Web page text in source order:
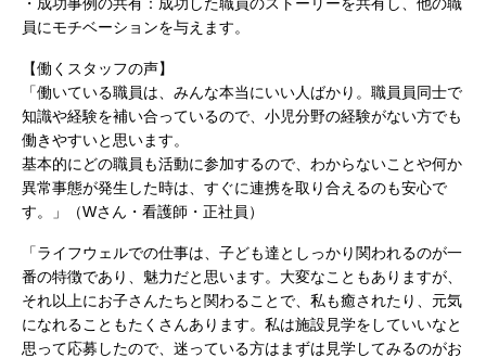
員にモチベーションを与えます。
【働くスタッフの声】
「働いている職員は、みんな本当にいい人ばかり。職員員同士で
知識や経験を補い合っているので、小児分野の経験がない方でも
働きやすいと思います。
基本的にどの職員も活動に参加するので、わからないことや何か
異常事態が発生した時は、すぐに連携を取り合えるのも安心で
す。」（Wさん・看護師・正社員）
「ライフウェルでの仕事は、子ども達としっかり関われるのが一
番の特徴であり、魅力だと思います。大変なこともありますが、
それ以上にお子さんたちと関わることで、私も癒されたり、元気
になれることもたくさんあります。私は施設見学をしていいなと
思って応募したので、迷っている方はまずは見学してみるのがお